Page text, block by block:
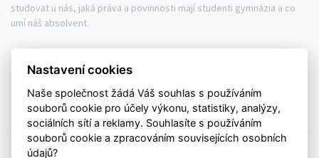
studovat u nás, jaká práva a povinnosti mají studenti gymnázia a co
umí náš absolvent.
Gymnázium
Kontakty
Mapa webu
Prohlášení o přístupnosti
Nastavení cookies
Naše společnost žádá Váš souhlas s používáním
souborů cookie pro účely výkonu, statistiky, analýzy,
sociálních sítí a reklamy. Souhlasíte s používáním
souborů cookie a zpracováním souvisejících osobních
údajů?